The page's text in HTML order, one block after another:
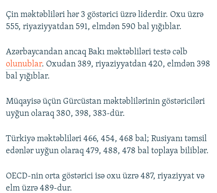
Çin məktəbliləri hər 3 göstərici üzrə liderdir. Oxu üzrə
555, riyaziyyatdan 591, elmdən 590 bal yığıblar.
Azərbaycandan ancaq Bakı məktəbliləri testə cəlb
olunublar. Oxudan 389, riyaziyyatdan 420, elmdən 398
bal yığıblar.
Müqayisə üçün Gürcüstan məktəblilərinin göstəriciləri
uyğun olaraq 380, 398, 383-dür.
Türkiyə məktəbliləri 466, 454, 468 bal; Rusiyanı təmsil
edənlər uyğun olaraq 479, 488, 478 bal toplaya biliblər.
OECD-nin orta göstərici isə oxu üzrə 487, riyaziyyat və
elm üzrə 489-dur.